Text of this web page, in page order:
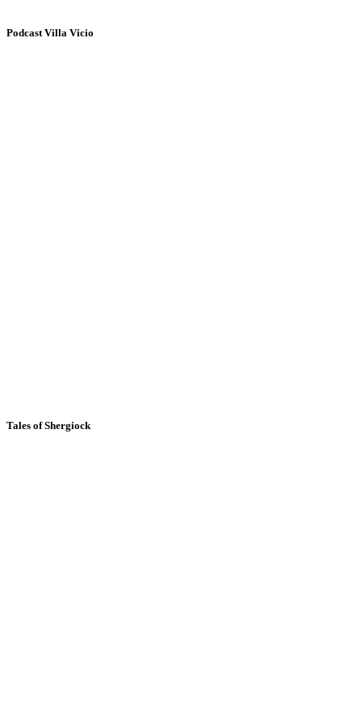
Podcast Villa Vicio
Tales of Shergiock